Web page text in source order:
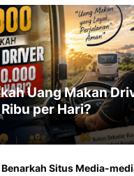
Uang Makan
per Hari?
Benarkah Situs Media-